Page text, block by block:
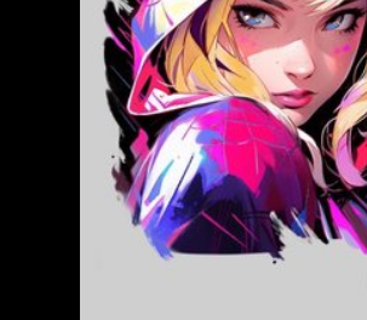
WIADOMOŚĆ
WZORY TATTOO
Zapytaj o cenę